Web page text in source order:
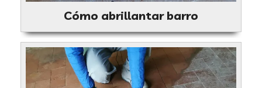
Cómo abrillantar barro